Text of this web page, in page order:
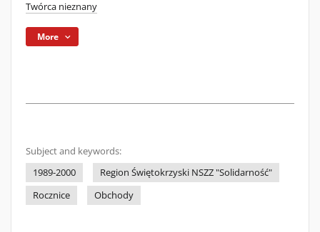
Twórca nieznany
More
Subject and keywords:
1989-2000
Region Świętokrzyski NSZZ "Solidarność"
Rocznice
Obchody